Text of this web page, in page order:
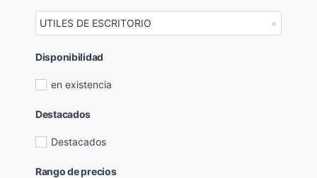
×
UTILES DE ESCRITORIO
Disponibilidad
en existencia
Destacados
Destacados
Rango de precios